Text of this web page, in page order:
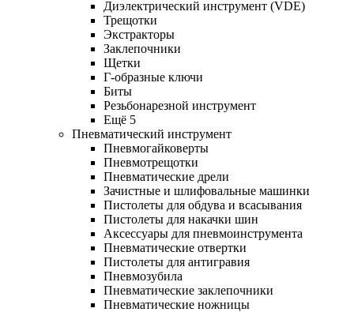
Диэлектрический инструмент (VDE)
Трещотки
Экстракторы
Заклепочники
Щетки
Г-образные ключи
Биты
Резьбонарезной инструмент
Ещё 5
Пневматический инструмент
Пневмогайковерты
Пневмотрещотки
Пневматические дрели
Зачистные и шлифовальные машинки
Пистолеты для обдува и всасывания
Пистолеты для накачки шин
Аксессуары для пневмоинструмента
Пневматические отвертки
Пистолеты для антигравия
Пневмозубила
Пневматические заклепочники
Пневматические ножницы